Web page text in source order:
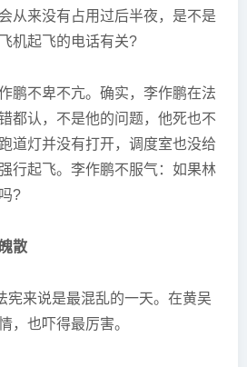
从来没有占用过后半夜，是不是
机起飞的电话有关?
鹏不卑不亢。确实，李作鹏在法
都认，不是他的问题，他死也不
道灯并没有打开，调度室也没给
行起飞。李作鹏不服气：如果林
?
散
宪来说是最混乱的一天。在黄吴
，也吓得最厉害。